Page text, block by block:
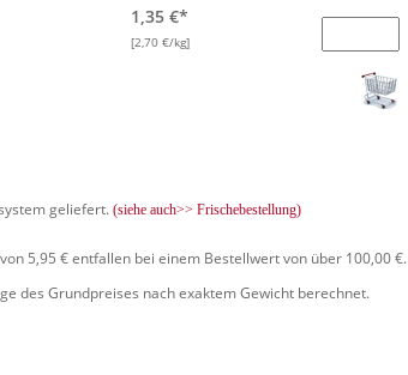
1,35 €*
[2,70 €/kg]
geliefert.(siehe auch>> Frischebestellung)
5,95 € entfallen bei einem Bestellwert von über 100,00 €.
des Grundpreises nach exaktem Gewicht berechnet.